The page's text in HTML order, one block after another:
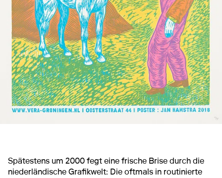
Spätestens um 2000 fegt eine frische Brise durch die
niederländische Grafikwelt: Die oftmals in routinierte